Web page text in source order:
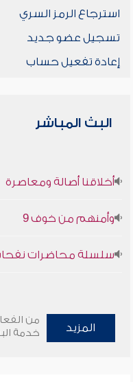
استرجاع الرمز السري
تسجيل عضو جديد
إعادة تفعيل حساب
البث المباشر
أخلاقنا أصالة ومعاصرة
وأمنهم من خوف 9
سلسلة محاضرات نفحات
المزيد
من
خدمة